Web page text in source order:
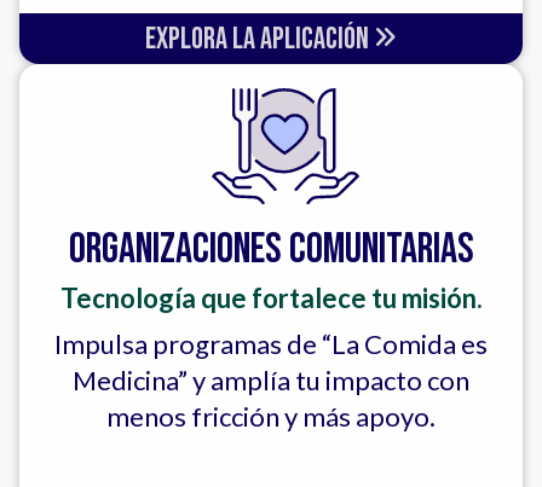
Explora la aplicación
Organizaciones Comunitarias
Tecnología que fortalece tu misión.
Impulsa programas de “La Comida es
Medicina” y amplía tu impacto con
menos fricción y más apoyo.